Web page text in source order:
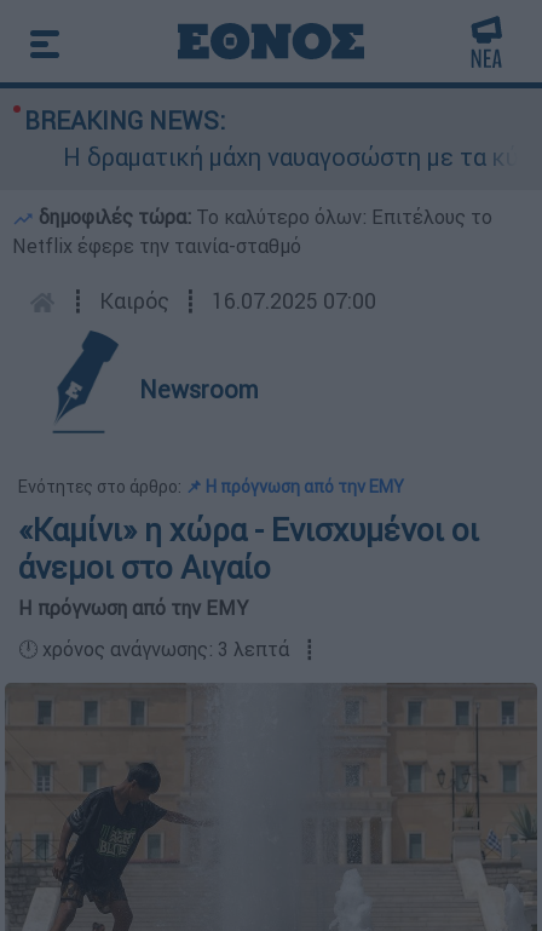
BREAKING NEWS:
Η δραματική μάχη ναυαγοσώστη με τα κύματα
δημοφιλές τώρα: Το καλύτερο όλων: Επιτέλους το
Netflix έφερε την ταινία-σταθμό
┋ Καιρός ┋ 16.07.2025 07:00
Newsroom
Ενότητες στο άρθρο: 📌 Η πρόγνωση από την ΕΜΥ
«Καμίνι» η χώρα - Ενισχυμένοι οι
άνεμοι στο Αιγαίο
Η πρόγνωση από την ΕΜΥ
🕛 χρόνος ανάγνωσης: 3 λεπτά ┋